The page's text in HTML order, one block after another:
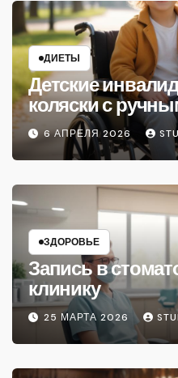
ДИЕТЫ
Детские
коляски с
6 АПРЕЛЯ 2026
ЗДОРОВЬЕ
Запись в
клинику
25 МАРТА 2026